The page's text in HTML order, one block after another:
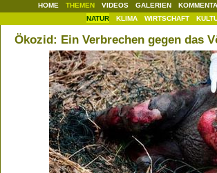
HOME
THEMEN
NATUR
KLIMA WIRTSCHAFT
VIDEOS GALERIEN
Ökozid: Ein Verbrechen gegen das